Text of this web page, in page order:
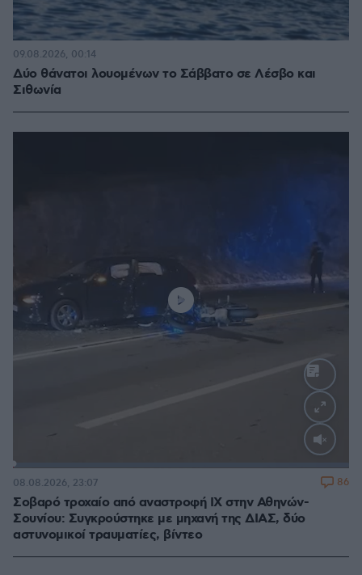
Δύο θάνατοι λουομένων το Σάββατο σε Λέσβο και
Σιθωνία
09.08.2026, 00:14
Σοβαρό τροχαίο από αναστροφή ΙΧ στην Αθηνών-
Σουνίου: Συγκρούστηκε με μηχανή της ΔΙΑΣ, δύο
αστυνομικοί τραυματίες, βίντεο
08.08.2026, 23:07 86